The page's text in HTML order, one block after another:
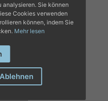
analysieren. Sie können
Cookies verwenden
können, indem Sie
Mehr lesen
Ablehnen